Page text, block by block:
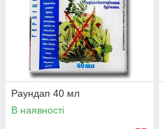
Раундап 40 мл
В наявності